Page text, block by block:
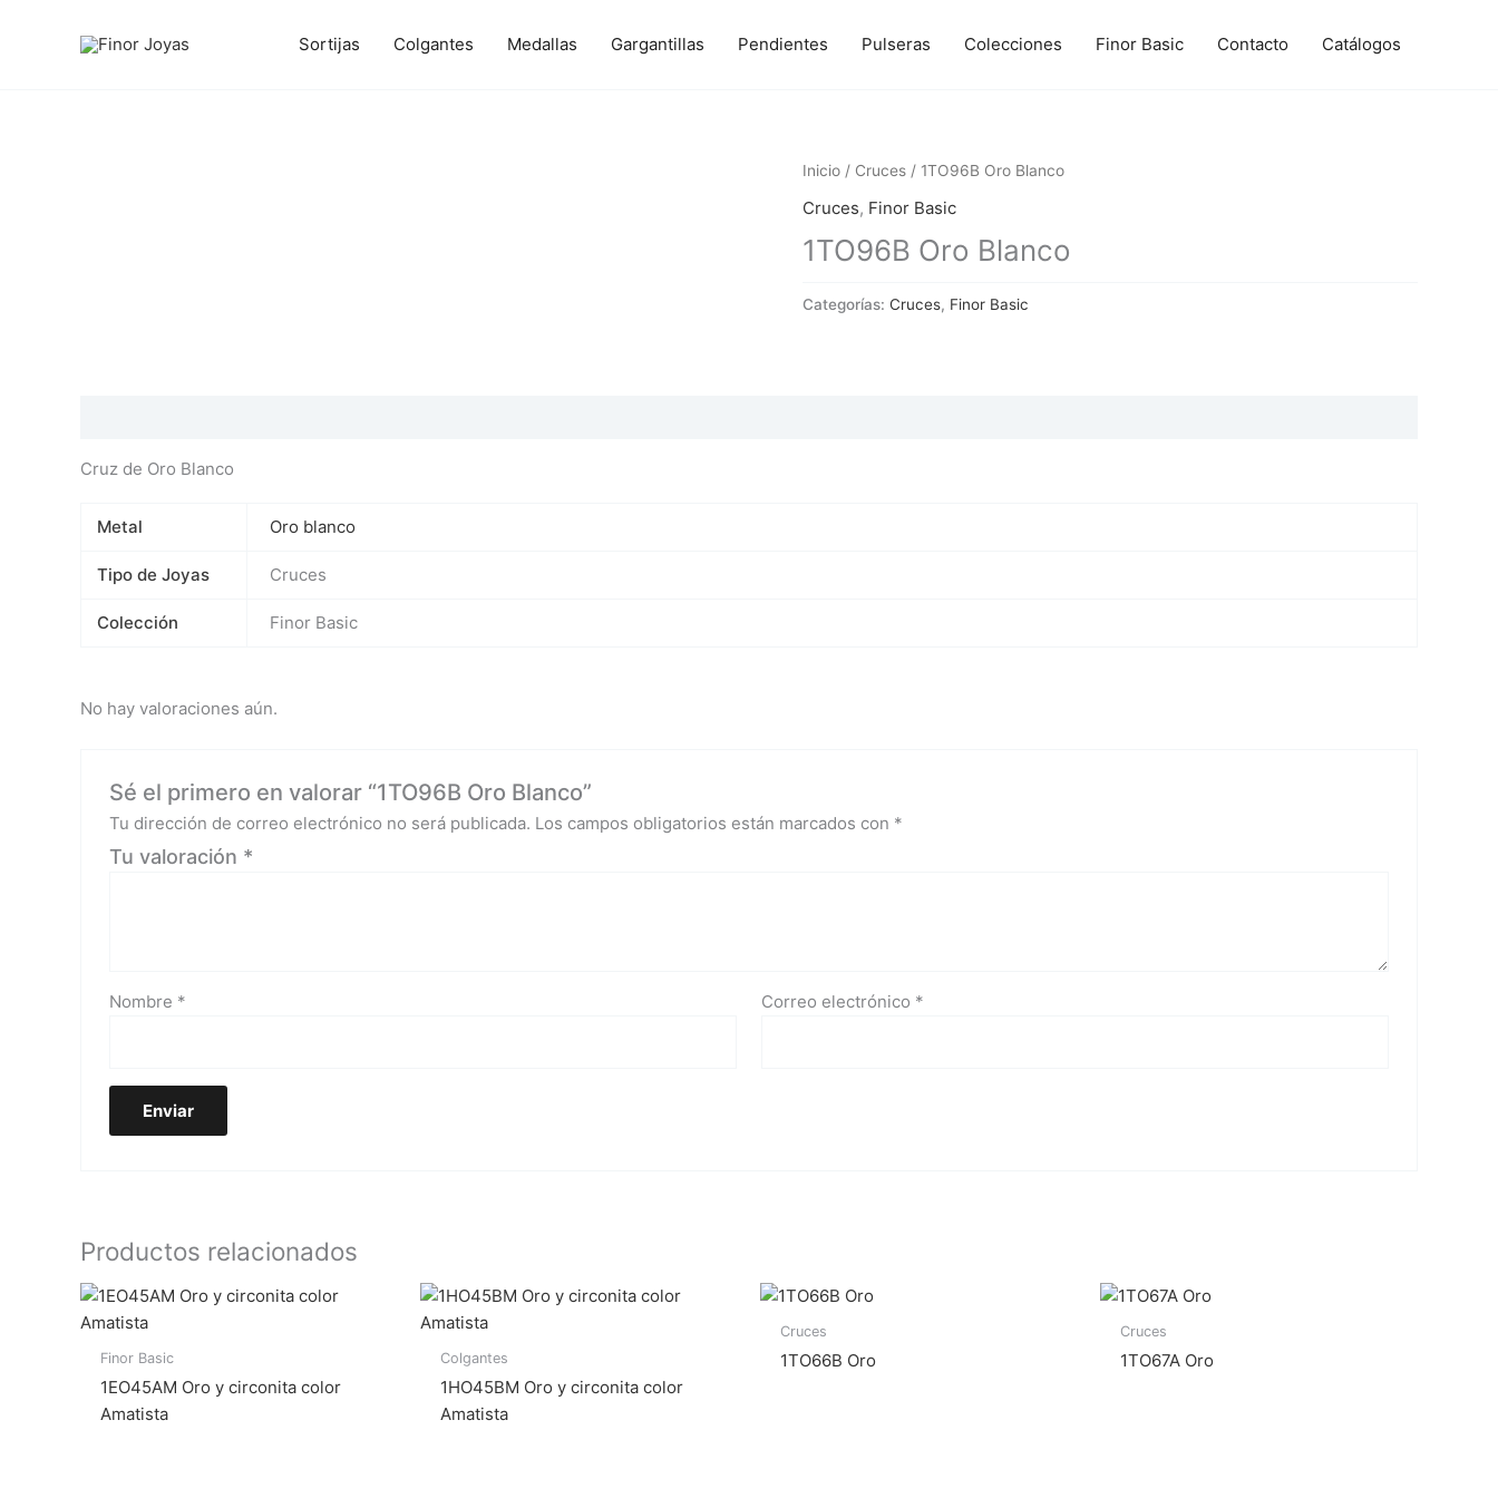
Sortijas Colgantes Medallas Gargantillas Pendientes Pulseras Colecciones Finor Basic Contacto Catálogos
Inicio / Cruces / 1TO96B Oro Blanco
Cruces, Finor Basic
1TO96B Oro Blanco
Categorías: Cruces, Finor Basic
Cruz de Oro Blanco
Metal Oro blanco
Tipo de Joyas Cruces
Colección Finor Basic
No hay valoraciones aún.
Sé el primero en valorar “1TO96B Oro Blanco”
Tu dirección de correo electrónico no será publicada. Los campos obligatorios están marcados con *
Tu valoración *
Nombre * Correo electrónico *
Productos relacionados
Finor Basic
1EO45AM Oro y circonita color
Amatista
Colgantes
1HO45BM Oro y circonita color
Amatista
Cruces
1TO66B Oro
Cruces
1TO67A Oro